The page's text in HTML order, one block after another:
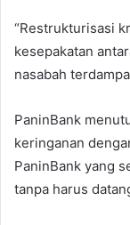
“Restrukturisasi
kesepakatan
nasabah
PaninBank
keringanan
PaninBank yang
tanpa harus